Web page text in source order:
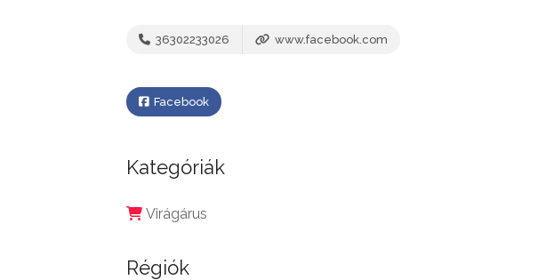
36302233026 www.facebook.com
Facebook
Kategóriák
Virágárus
Régiók